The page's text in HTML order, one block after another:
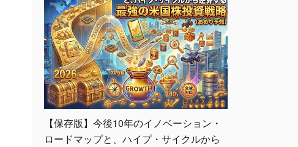
【保存版】今後10年のイノベーション・
ロードマップと、ハイプ・サイクルから